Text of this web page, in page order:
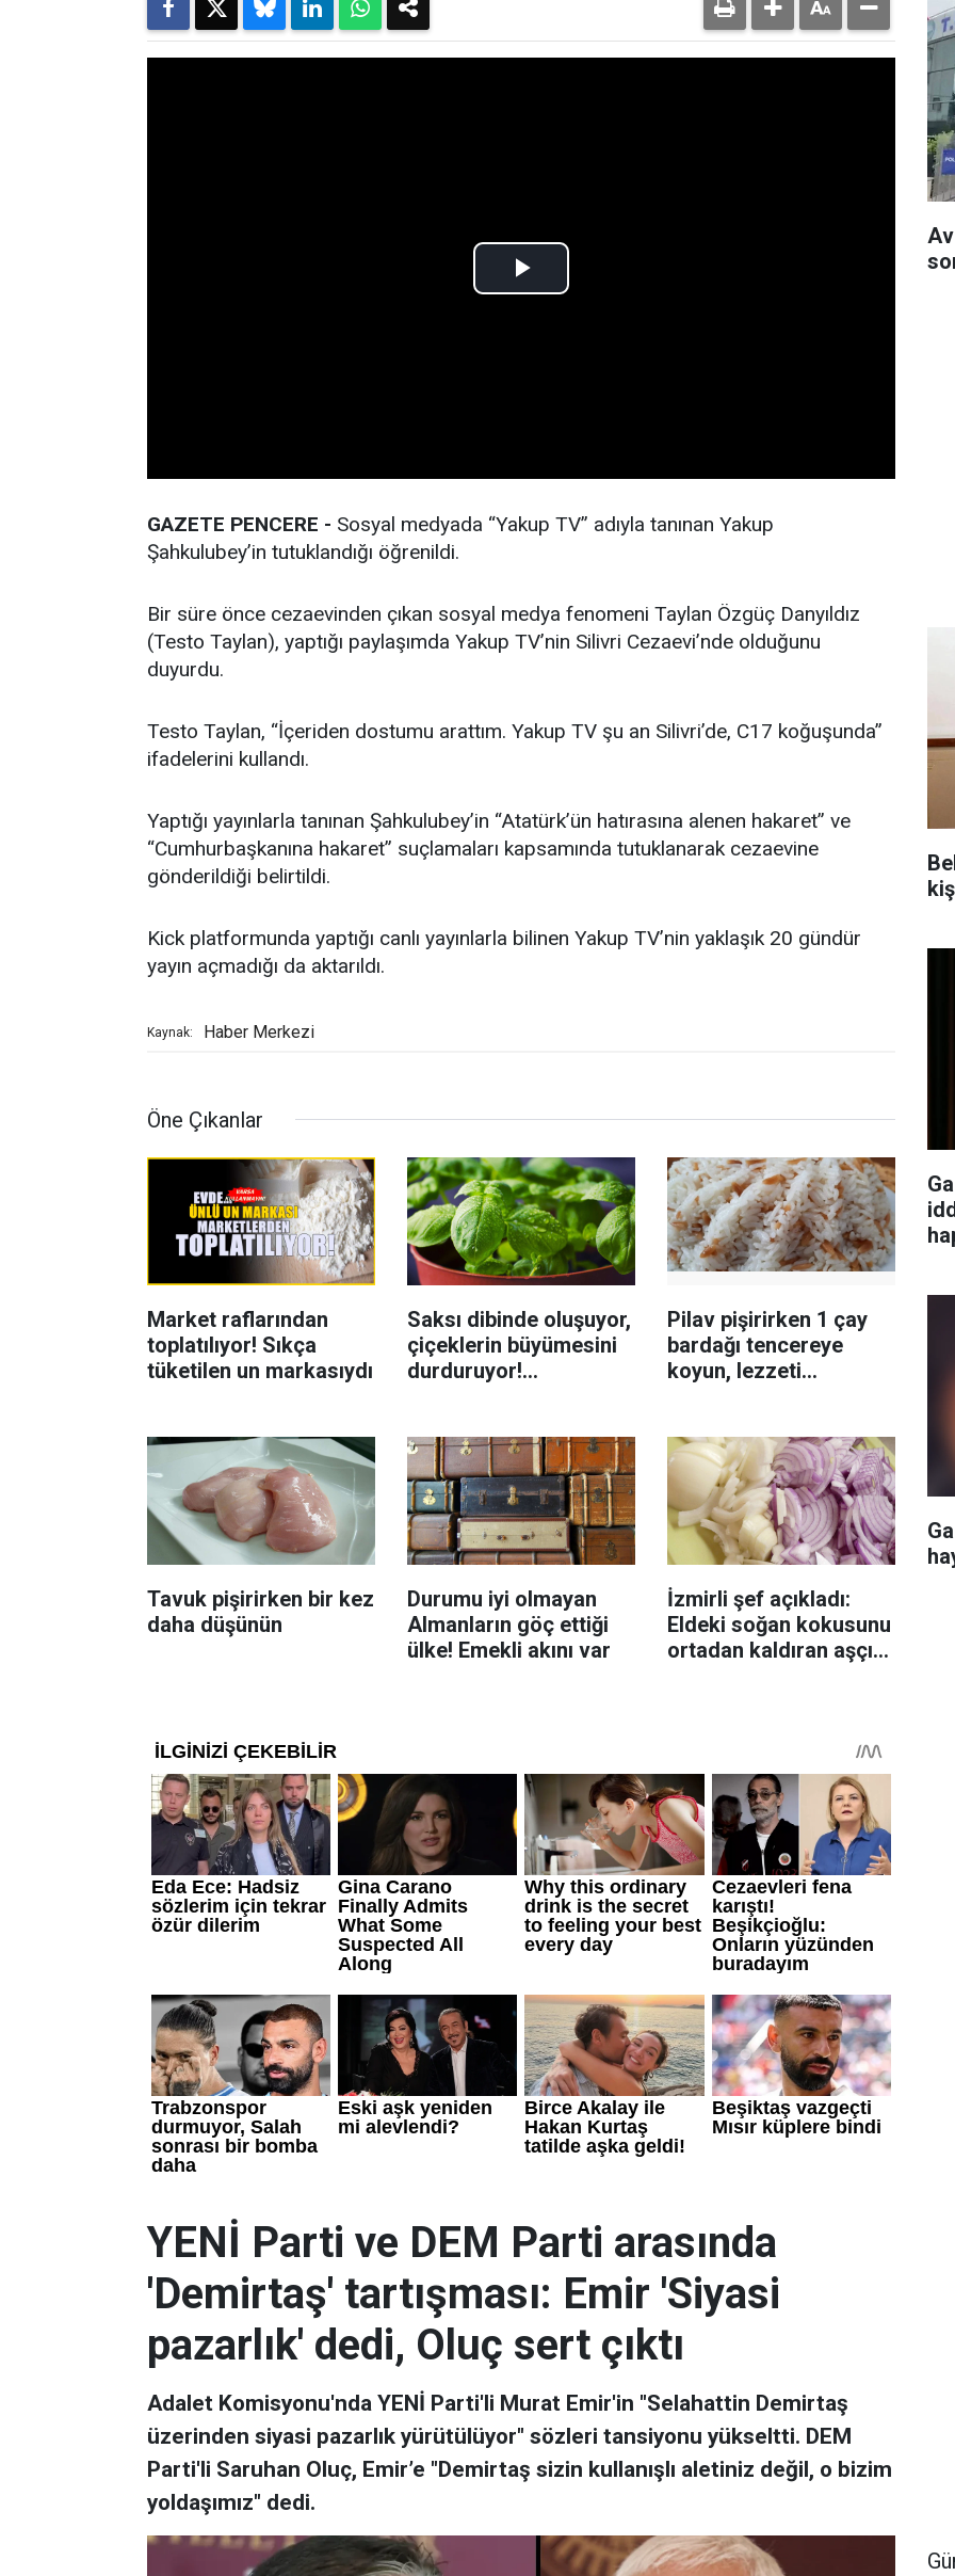
GAZETE PENCERE - Sosyal medyada “Yakup TV” adıyla tanınan Yakup
Şahkulubey’in tutuklandığı öğrenildi.
Bir süre önce cezaevinden çıkan sosyal medya fenomeni Taylan Özgüç Danyıldız
(Testo Taylan), yaptığı paylaşımda Yakup TV’nin Silivri Cezaevi’nde olduğunu
duyurdu.
Testo Taylan, “İçeriden dostumu arattım. Yakup TV şu an Silivri’de, C17 koğuşunda”
ifadelerini kullandı.
Yaptığı yayınlarla tanınan Şahkulubey’in “Atatürk’ün hatırasına alenen hakaret” ve
“Cumhurbaşkanına hakaret” suçlamaları kapsamında tutuklanarak cezaevine
gönderildiği belirtildi.
Kick platformunda yaptığı canlı yayınlarla bilinen Yakup TV’nin yaklaşık 20 gündür
yayın açmadığı da aktarıldı.
Kaynak: Haber Merkezi
Öne Çıkanlar
Market raflarından
toplatılıyor! Sıkça
tüketilen un markasıydı
Saksı dibinde oluşuyor,
çiçeklerin büyümesini
durduruyor!
Pilav pişirirken 1 çay
bardağı tencereye
koyun, lezzeti
Tavuk pişirirken bir kez
daha düşünün
Durumu iyi olmayan
Almanların göç ettiği
ülke! Emekli akını var
İzmirli şef açıkladı:
Eldeki soğan kokusunu
ortadan kaldıran aşçı
YENİ Parti ve DEM Parti arasında
'Demirtaş' tartışması: Emir 'Siyasi
pazarlık' dedi, Oluç sert çıktı
Adalet Komisyonu'nda YENİ Parti'li Murat Emir'in "Selahattin Demirtaş
üzerinden siyasi pazarlık yürütülüyor" sözleri tansiyonu yükseltti. DEM
Parti'li Saruhan Oluç, Emir’e "Demirtaş sizin kullanışlı aletiniz değil, o bizim
yoldaşımız" dedi.